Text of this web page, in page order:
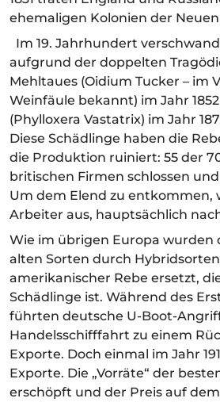
ehemaligen Kolonien der
Im 19. Jahrhundert
aufgrund der doppelten
Mehltaues (Oidium Tucker – im
Weinfäule bekannt) im Jahr
(Phylloxera Vastatrix) im Jahr
Diese Schädlinge haben die
die Produktion ruiniert: 55 der
britischen Firmen schlossen
Um dem Elend zu entkommen,
Arbeiter aus, hauptsächlich
Wie im übrigen Europa wurden
alten Sorten durch
amerikanischer Rebe ersetzt,
Schädlinge ist. Während des
führten deutsche U-Boot-
Handelsschifffahrt zu einem
Exporte. Doch einmal im Jahr
Exporte. Die „Vorräte“ der
erschöpft und der Preis auf